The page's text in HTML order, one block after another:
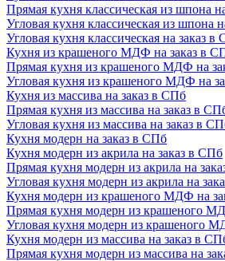
Прямая кухня классическая из шпона
Угловая кухня классическая из шпона
Угловая кухня классическая на заказ в
Кухня из крашеного МДФ на заказ в
Прямая кухня из крашеного МДФ на
Угловая кухня из крашеного МДФ на
Кухня из массива на заказ в СПб
Прямая кухня из массива на заказ в
Угловая кухня из массива на заказ в
Кухня модерн на заказ в СПб
Кухня модерн из акрила на заказ в СПб
Прямая кухня модерн из акрила на
Угловая кухня модерн из акрила на
Кухня модерн из крашеного МДФ на
Прямая кухня модерн из крашеного
Угловая кухня модерн из крашеного
Кухня модерн из массива на заказ в
Прямая кухня модерн из массива на